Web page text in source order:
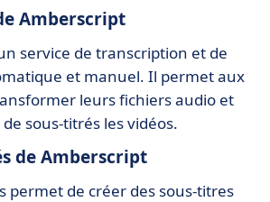
Amberscript
service de transcription et de
et manuel. Il permet aux
leurs fichiers audio et
sous-titrés les vidéos.
de Amberscript
permet de créer des sous-titres